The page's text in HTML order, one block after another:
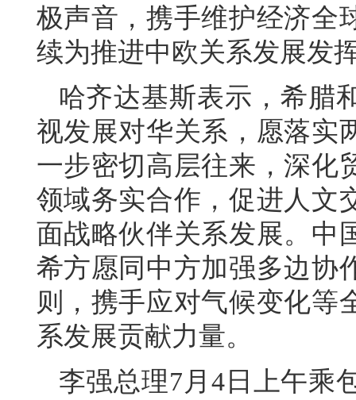
极声音，携手维护经济全
续为推进中欧关系发展发
哈齐达基斯表示，希腊
视发展对华关系，愿落实
一步密切高层往来，深化
领域务实合作，促进人文
面战略伙伴关系发展。中
希方愿同中方加强多边协
则，携手应对气候变化等
系发展贡献力量。
李强总理7月4日上午乘